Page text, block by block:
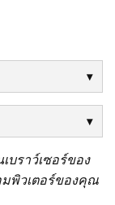
บราว์เซอร์ของ
พิวเตอร์ของคุณ